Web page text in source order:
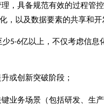
理，具备规范有效的过程
，以及数据要素的共享和
少5-6亿以上，不仅考虑信息
或创新突破阶段；
键业务场景（包括研发、